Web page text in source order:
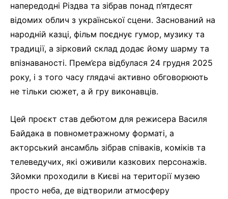
напередодні Різдва та зібрав понад п’ятдесят
відомих облич з української сцени. Заснований на
народній казці, фільм поєднує гумор, музику та
традиції, а зірковий склад додає йому шарму та
впізнаваності. Прем’єра відбулася 24 грудня 2025
року, і з того часу глядачі активно обговорюють
не тільки сюжет, а й гру виконавців.
Цей проєкт став дебютом для режисера Василя
Байдака в повнометражному форматі, а
акторський ансамбль зібрав співаків, коміків та
телеведучих, які оживили казкових персонажів.
Зйомки проходили в Києві на території музею
просто неба, де відтворили атмосферу